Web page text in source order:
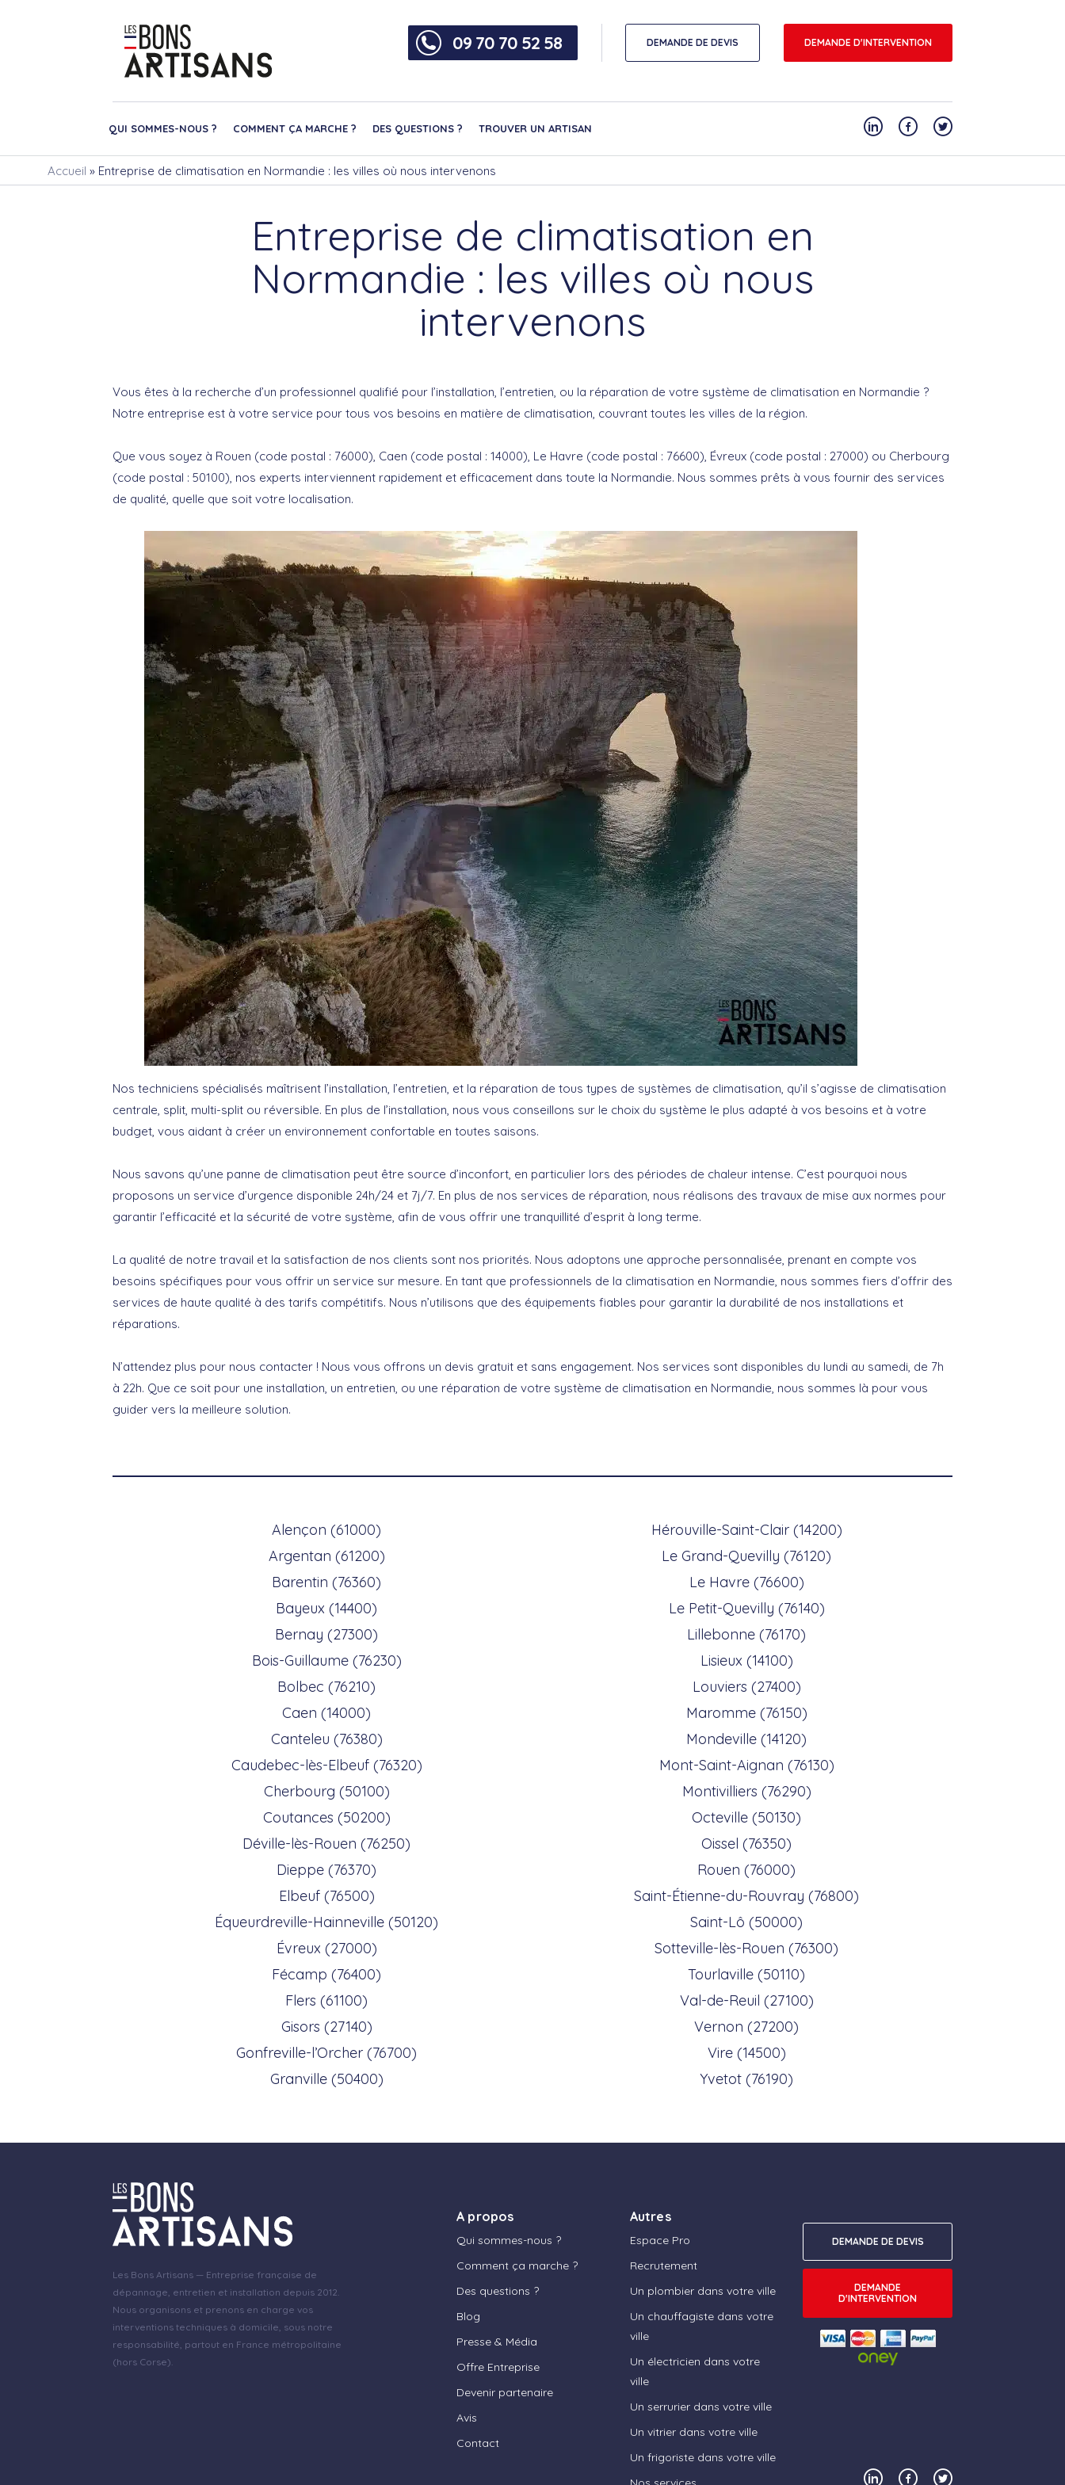
09 70 70 52 58 DEMANDE DE DEVIS DEMANDE D'INTERVENTION
QUI SOMMES-NOUS ? COMMENT ÇA MARCHE ? DES QUESTIONS ? TROUVER UN ARTISAN
Accueil » Entreprise de climatisation en Normandie : les villes où nous intervenons
Entreprise de climatisation en
Normandie : les villes où nous
intervenons
Vous êtes à la recherche d’un professionnel qualifié pour l’installation, l’entretien, ou la réparation de votre système de climatisation en Normandie ?
Notre entreprise est à votre service pour tous vos besoins en matière de climatisation, couvrant toutes les villes de la région.
Que vous soyez à Rouen (code postal : 76000), Caen (code postal : 14000), Le Havre (code postal : 76600), Évreux (code postal : 27000) ou Cherbourg
(code postal : 50100), nos experts interviennent rapidement et efficacement dans toute la Normandie. Nous sommes prêts à vous fournir des services
de qualité, quelle que soit votre localisation.
Nos techniciens spécialisés maîtrisent l’installation, l’entretien, et la réparation de tous types de systèmes de climatisation, qu’il s’agisse de climatisation
centrale, split, multi-split ou réversible. En plus de l’installation, nous vous conseillons sur le choix du système le plus adapté à vos besoins et à votre
budget, vous aidant à créer un environnement confortable en toutes saisons.
Nous savons qu’une panne de climatisation peut être source d’inconfort, en particulier lors des périodes de chaleur intense. C’est pourquoi nous
proposons un service d’urgence disponible 24h/24 et 7j/7. En plus de nos services de réparation, nous réalisons des travaux de mise aux normes pour
garantir l’efficacité et la sécurité de votre système, afin de vous offrir une tranquillité d’esprit à long terme.
La qualité de notre travail et la satisfaction de nos clients sont nos priorités. Nous adoptons une approche personnalisée, prenant en compte vos
besoins spécifiques pour vous offrir un service sur mesure. En tant que professionnels de la climatisation en Normandie, nous sommes fiers d’offrir des
services de haute qualité à des tarifs compétitifs. Nous n’utilisons que des équipements fiables pour garantir la durabilité de nos installations et
réparations.
N’attendez plus pour nous contacter ! Nous vous offrons un devis gratuit et sans engagement. Nos services sont disponibles du lundi au samedi, de 7h
à 22h. Que ce soit pour une installation, un entretien, ou une réparation de votre système de climatisation en Normandie, nous sommes là pour vous
guider vers la meilleure solution.
Alençon (61000)
Argentan (61200)
Barentin (76360)
Bayeux (14400)
Bernay (27300)
Bois-Guillaume (76230)
Bolbec (76210)
Caen (14000)
Canteleu (76380)
Caudebec-lès-Elbeuf (76320)
Cherbourg (50100)
Coutances (50200)
Déville-lès-Rouen (76250)
Dieppe (76370)
Elbeuf (76500)
Équeurdreville-Hainneville (50120)
Évreux (27000)
Fécamp (76400)
Flers (61100)
Gisors (27140)
Gonfreville-l’Orcher (76700)
Granville (50400)
Hérouville-Saint-Clair (14200)
Le Grand-Quevilly (76120)
Le Havre (76600)
Le Petit-Quevilly (76140)
Lillebonne (76170)
Lisieux (14100)
Louviers (27400)
Maromme (76150)
Mondeville (14120)
Mont-Saint-Aignan (76130)
Montivilliers (76290)
Octeville (50130)
Oissel (76350)
Rouen (76000)
Saint-Étienne-du-Rouvray (76800)
Saint-Lô (50000)
Sotteville-lès-Rouen (76300)
Tourlaville (50110)
Val-de-Reuil (27100)
Vernon (27200)
Vire (14500)
Yvetot (76190)
Les Bons Artisans — Entreprise française de
dépannage, entretien et installation depuis 2012.
Nous organisons et prenons en charge vos
interventions techniques à domicile, sous notre
responsabilité, partout en France métropolitaine
(hors Corse).
A propos
Qui sommes-nous ?
Comment ça marche ?
Des questions ?
Blog
Presse & Média
Offre Entreprise
Devenir partenaire
Avis
Contact
Autres
Espace Pro
Recrutement
Un plombier dans votre ville
Un chauffagiste dans votre
ville
Un électricien dans votre
ville
Un serrurier dans votre ville
Un vitrier dans votre ville
Un frigoriste dans votre ville
DEMANDE DE DEVIS
DEMANDE
D'INTERVENTION